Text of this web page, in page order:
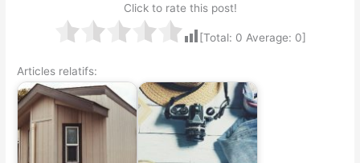
Click to rate this post!
[Total: 0 Average: 0]
Articles relatifs: